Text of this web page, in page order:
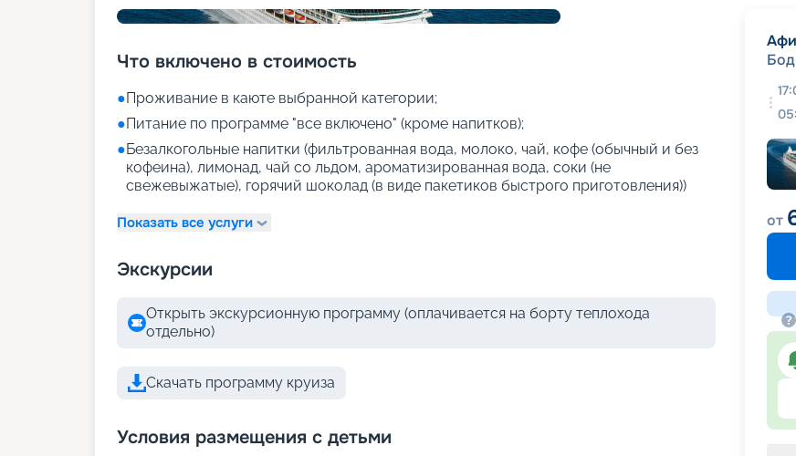
Что включено в стоимость
●Проживание в каюте выбранной категории;
●Питание по программе "все включено" (кроме напитков);
●Безалкогольные напитки (фильтрованная вода, молоко, чай, кофе (обычный и без
кофеина), лимонад, чай со льдом, ароматизированная вода, соки (не
свежевыжатые), горячий шоколад (в виде пакетиков быстрого приготовления))
Показать все услуги
Экскурсии
Открыть экскурсионную программу (оплачивается на борту теплохода
отдельно)
Скачать программу круиза
Условия размещения с детьми
от